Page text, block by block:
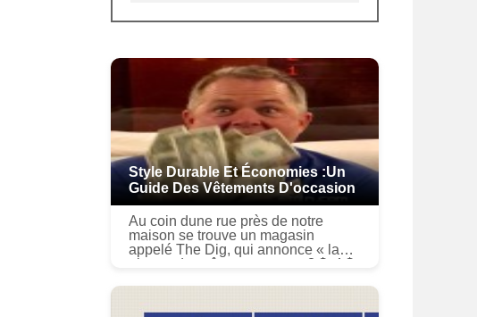
Style Durable Et Économies :un
Guide Des Vêtements D'occasion
Au coin dune rue près de notre
maison se trouve un magasin
appelé The Dig, qui annonce « la
plupart des vêtements entre 3 $, 4 $